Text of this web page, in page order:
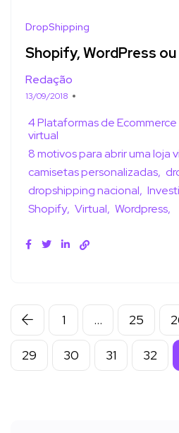
DropShipping
Shopify, WordPress
Redação
13/09/2018
4 Plataformas de Ecommerce
virtual
8 motivos para abrir uma loja
camisetas personalizadas
dropshipping nacional
Shopify Virtual Wordpress
1 … 25
29 30 31 32